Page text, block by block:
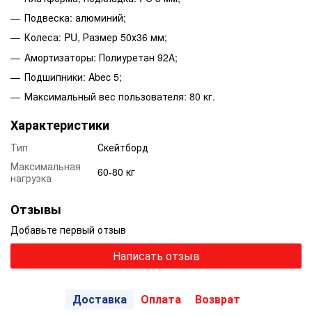
Подвеска: алюминий;
Колеса: PU, Размер 50х36 мм;
Амортизаторы: Полиуретан 92А;
Подшипники: Abec 5;
Максимальный вес пользователя: 80 кг.
Характеристики
Тип
Скейтборд
Максимальная
нагрузка
60-80 кг
Отзывы
Добавьте первый отзыв
Написать отзыв
Доставка Оплата Возврат